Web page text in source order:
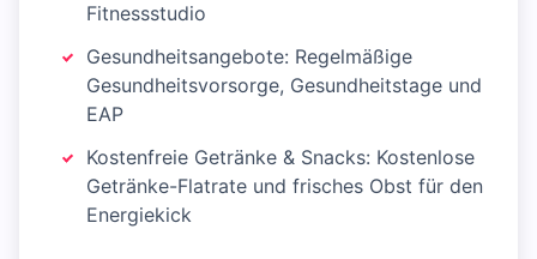
Fitnessstudio
Gesundheitsangebote: Regelmäßige
Gesundheitsvorsorge, Gesundheitstage und
EAP
Kostenfreie Getränke & Snacks: Kostenlose
Getränke-Flatrate und frisches Obst für den
Energiekick